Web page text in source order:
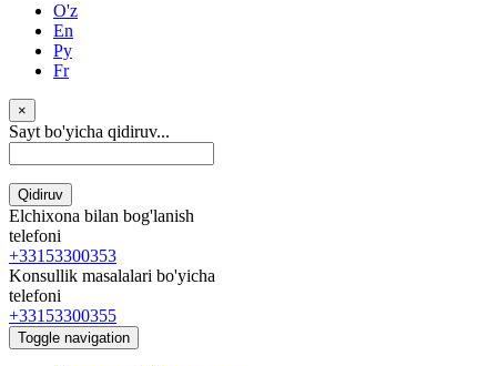
O'z
En
Ру
Fr
×
Sayt bo'yicha qidiruv...
Qidiruv
Elchixona bilan bog'lanish
telefoni
+33153300353
Konsullik masalalari bo'yicha
telefoni
+33153300355
Toggle navigation